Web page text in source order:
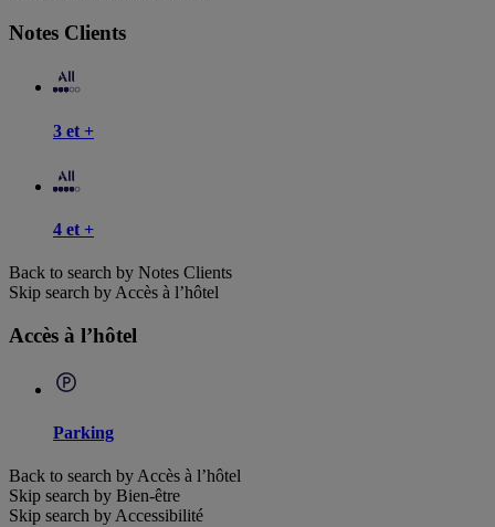
Notes Clients
3 et +
4 et +
Back to search by Notes Clients
Skip search by Accès à l’hôtel
Accès à l’hôtel
Parking
Back to search by Accès à l’hôtel
Skip search by Bien-être
Skip search by Accessibilité